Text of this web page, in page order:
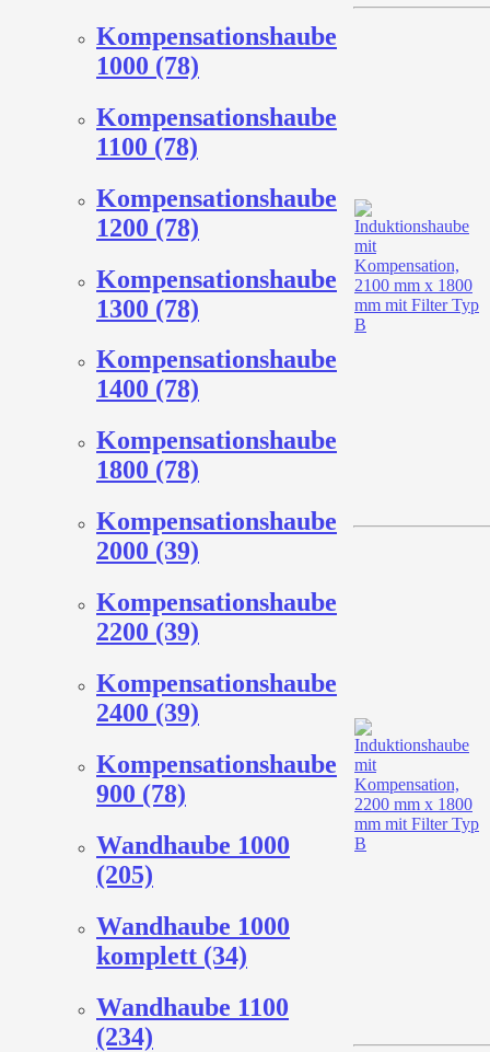
Kompensationshaube
1000 (78)
Kompensationshaube
1100 (78)
Kompensationshaube
1200 (78)
Kompensationshaube
1300 (78)
Kompensationshaube
1400 (78)
Kompensationshaube
1800 (78)
Kompensationshaube
2000 (39)
Kompensationshaube
2200 (39)
Kompensationshaube
2400 (39)
Kompensationshaube
900 (78)
Wandhaube 1000
(205)
Wandhaube 1000
komplett (34)
Wandhaube 1100
(234)